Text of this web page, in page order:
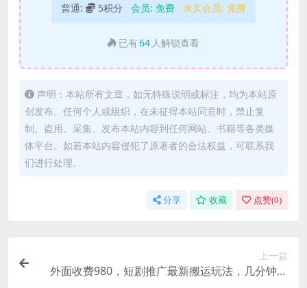
普通: 5积分 会员: 免费 永久会员: 免费
已有64 人解锁查看
声明：本站所有文章，如无特殊说明或标注，均为本站原
创发布。任何个人或组织，在未征得本站同意时，禁止复
制、盗用、采集、发布本站内容到任何网站、书籍等各类媒
体平台。如若本站内容侵犯了原著者的合法权益，可联系我
们进行处理。
分享 收藏 点赞(0)
上一篇
外面收费980，短剧推广最新搬运玩法，几分钟一